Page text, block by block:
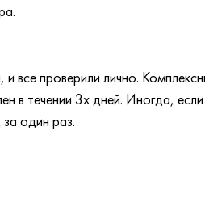
проверили лично.
течении 3х дней. Иногда,
один раз.